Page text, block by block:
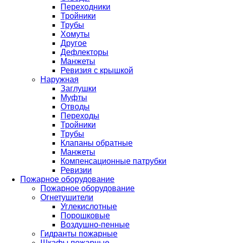
Переходники
Тройники
Трубы
Хомуты
Другое
Дефлекторы
Манжеты
Ревизия с крышкой
Наружная
Заглушки
Муфты
Отводы
Переходы
Тройники
Трубы
Клапаны обратные
Манжеты
Компенсационные патрубки
Ревизии
Пожарное оборудование
Пожарное оборудование
Огнетушители
Углекислотные
Порошковые
Воздушно-пенные
Гидранты пожарные